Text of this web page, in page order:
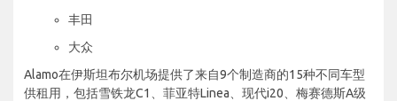
丰田
大众
Alamo在伊斯坦布尔机场提供了来自9个制造商的15种不同车型
供租用，包括雪铁龙C1、菲亚特Linea、现代i20、梅赛德斯A级